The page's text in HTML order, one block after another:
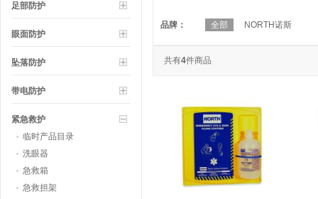
品牌： 全部 NORTH诺斯
共有4件商品
足部防护
眼面防护
坠落防护
带电防护
紧急救护
临时产品目录
洗眼器
急救箱
急救担架